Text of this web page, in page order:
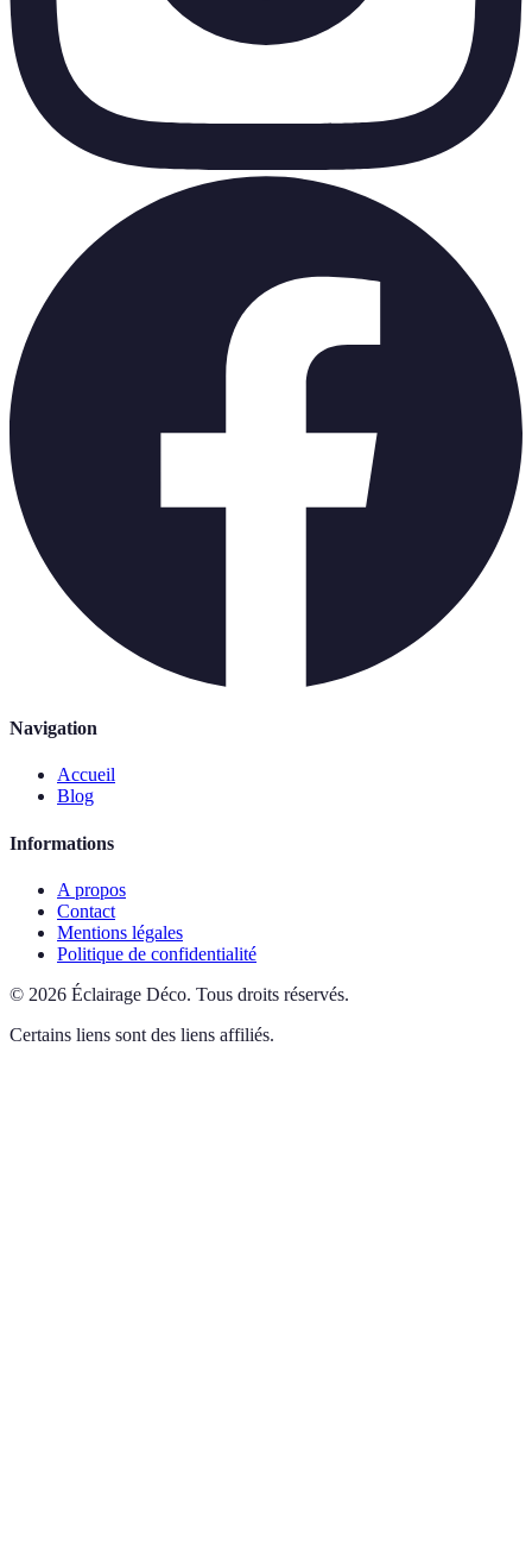
Navigation
Accueil
Blog
Informations
A propos
Contact
Mentions légales
Politique de confidentialité
© 2026 Éclairage Déco. Tous droits réservés.
Certains liens sont des liens affiliés.